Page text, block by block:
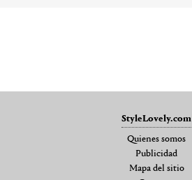
StyleLovely.com
Quienes somos
Publicidad
Mapa del sitio